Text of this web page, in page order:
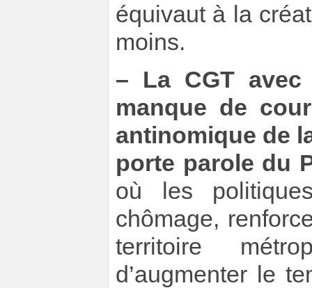
équivaut à la
moins.
–
La CGT avec
manque de
antinomique de
porte parole du
où les
chômage,
territoire
d’augmenter le